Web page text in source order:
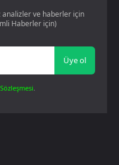
ve haberler için
Haberler için)
Üye ol
.